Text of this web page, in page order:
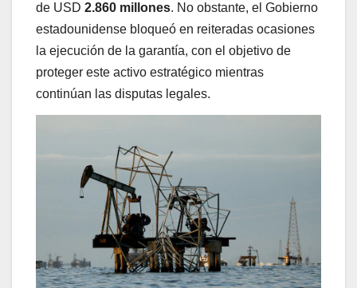
de USD 2.860 millones. No obstante, el Gobierno
estadounidense bloqueó en reiteradas ocasiones
la ejecución de la garantía, con el objetivo de
proteger este activo estratégico mientras
continúan las disputas legales.